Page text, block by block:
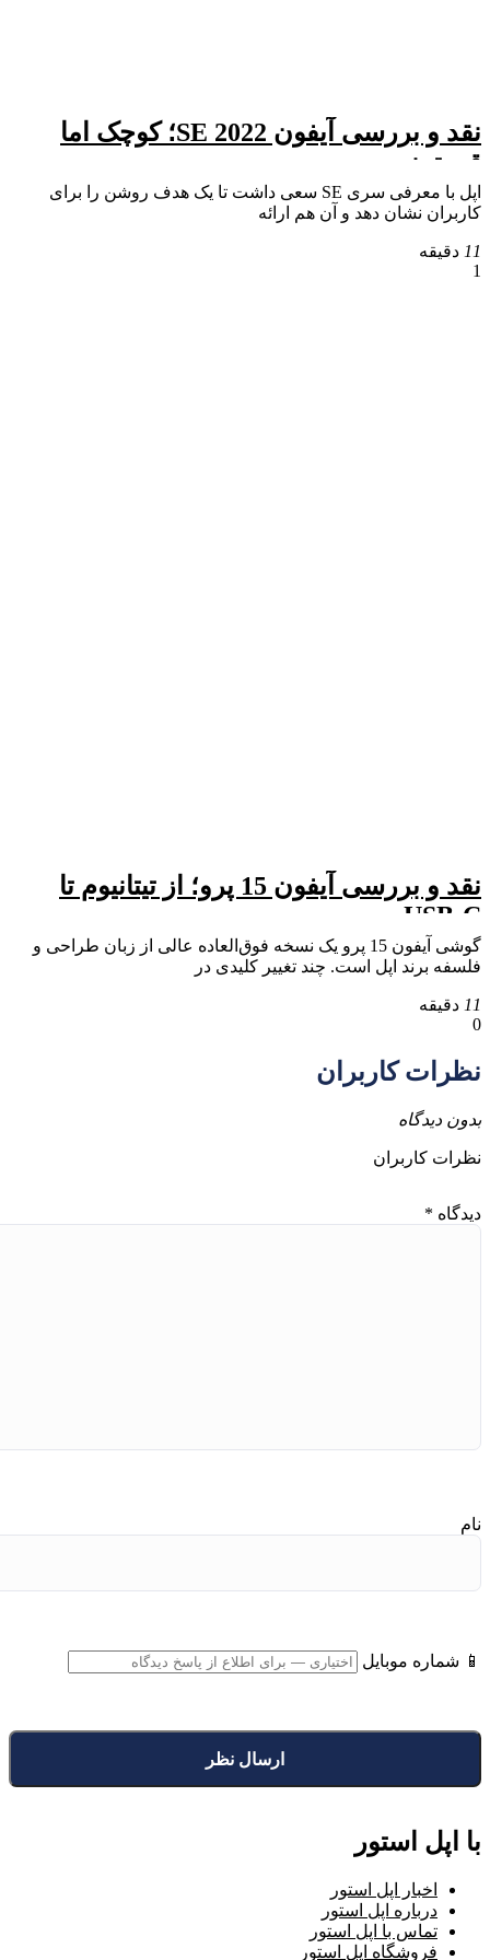
نقد و بررسی آیفون SE 2022؛ کوچک اما
قدرتمند
اپل با معرفی سری SE سعی داشت تا یک هدف روشن را برای
کاربران نشان دهد و آن هم ارائه
11 دقیقه
1
نقد و بررسی آیفون 15 پرو؛ از تیتانیوم تا
USB-C
گوشی آیفون 15 پرو یک نسخه فوق‌العاده عالی از زبان طراحی و
فلسفه برند اپل است. چند تغییر کلیدی در
11 دقیقه
0
نظرات کاربران
بدون دیدگاه
نظرات کاربران
دیدگاه *
نام
📱 شماره موبایل
با اپل استور
اخبار اپل استور
درباره اپل استور
تماس با اپل استور
فروشگاه اپل استور